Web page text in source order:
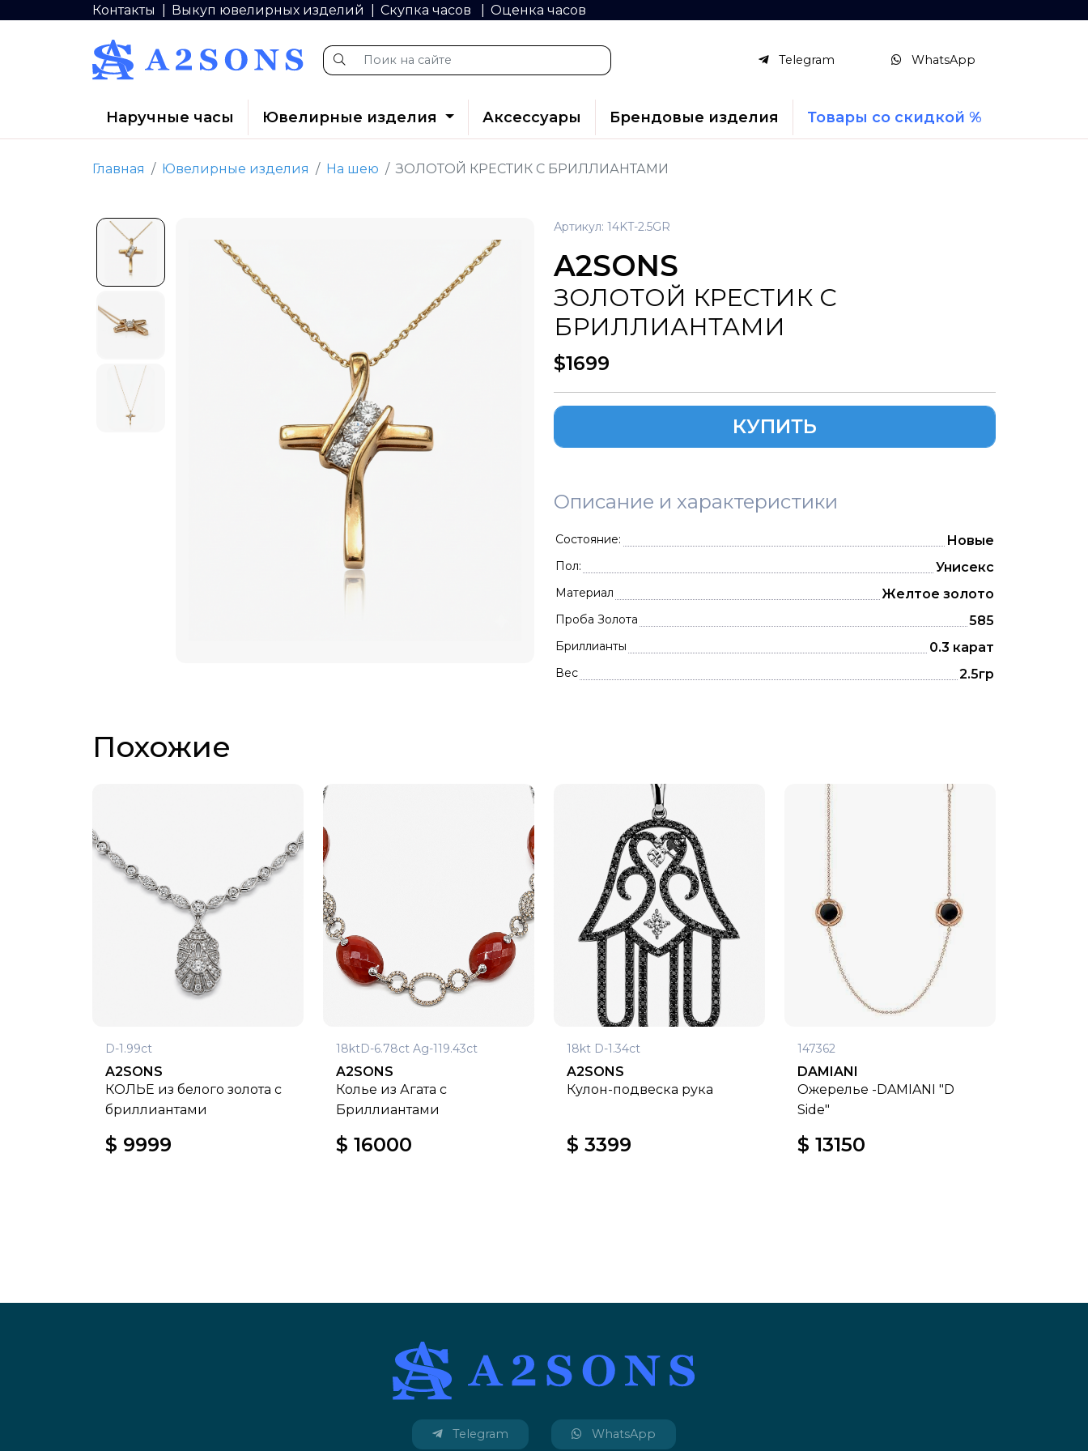
Контакты Выкуп ювелирных изделий Скупка часов Оценка часов
Telegram WhatsApp
Наручные часы Ювелирные изделия Аксессуары Брендовые изделия Товары со скидкой %
Главная Ювелирные изделия На шею ЗОЛОТОЙ КРЕСТИК С БРИЛЛИАНТАМИ
Артикул: 14KT-2.5GR
A2SONS
ЗОЛОТОЙ КРЕСТИК С
БРИЛЛИАНТАМИ
$1699
КУПИТЬ
Описание и характеристики
Состояние: Новые
Пол: Унисекс
Материал Желтое золото
Проба Золота 585
Бриллианты 0.3 карат
Вес 2.5гр
Похожие
D-1.99ct
A2SONS
КОЛЬЕ из белого золота с
бриллиантами
$ 9999
18ktD-6.78ct Ag-119.43ct
A2SONS
Колье из Агата с
Бриллиантами
$ 16000
18kt D-1.34ct
A2SONS
Кулон-подвеска рука
$ 3399
147362
DAMIANI
Ожерелье -DAMIANI "D
Side"
$ 13150
Telegram WhatsApp